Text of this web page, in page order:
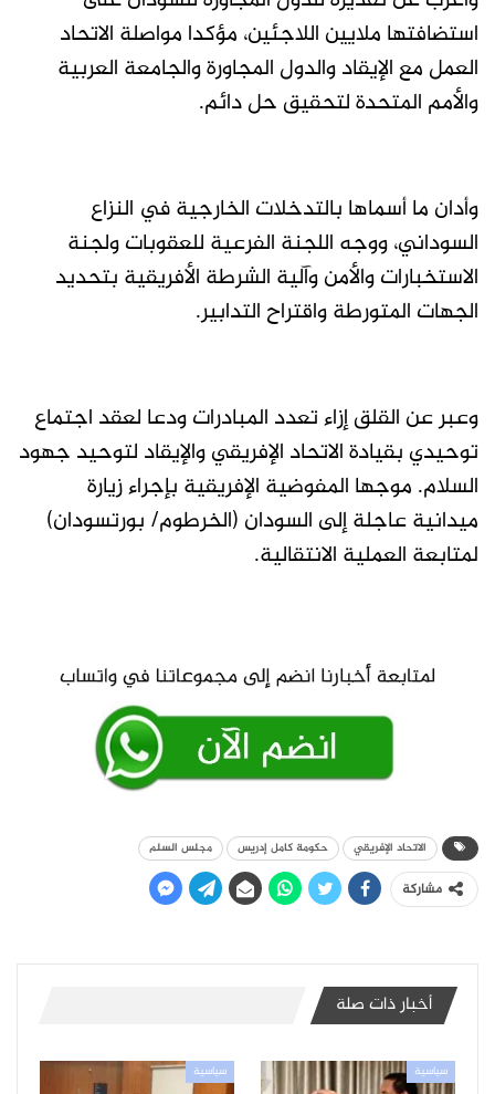
استضافتها ملايين اللاجئين، مؤكدا مواصلة الاتحاد
العمل مع الإيقاد والدول المجاورة والجامعة العربية
والأمم المتحدة لتحقيق حل دائم.
وأدان ما أسماها بالتدخلات الخارجية في النزاع
السوداني، ووجه اللجنة الفرعية للعقوبات ولجنة
الاستخبارات والأمن وآلية الشرطة الأفريقية بتحديد
الجهات المتورطة واقتراح التدابير.
وعبر عن القلق إزاء تعدد المبادرات ودعا لعقد اجتماع
توحيدي بقيادة الاتحاد الإفريقي والإيقاد لتوحيد جهود
السلام. موجها المفوضية الإفريقية بإجراء زيارة
ميدانية عاجلة إلى السودان (الخرطوم/ بورتسودان)
لمتابعة العملية الانتقالية.
الاتحاد الإفريقي حكومة كامل إدريس مجلس السلم
مشاركة
أخبار ذات صلة
سياسية سياسية